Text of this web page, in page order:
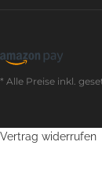
* Alle Preise inkl.
Vertrag widerrufen